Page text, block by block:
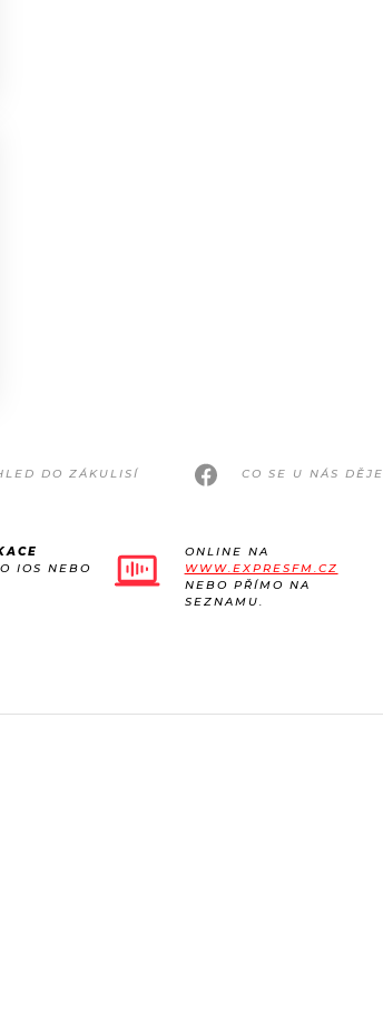
DO ZÁKULISÍ CO SE U NÁS DĚJE
IOS NEBO
ONLINE NA
WWW.EXPRESFM.CZ
NEBO PŘÍMO NA
SEZNAMU.